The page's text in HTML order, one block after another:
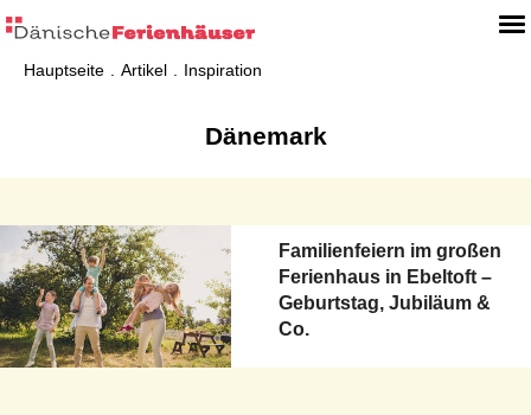
Hauptseite Artikel Inspiration
Dänemark
Familienfeiern im großen
Ferienhaus in Ebeltoft –
Geburtstag, Jubiläum &
Co.